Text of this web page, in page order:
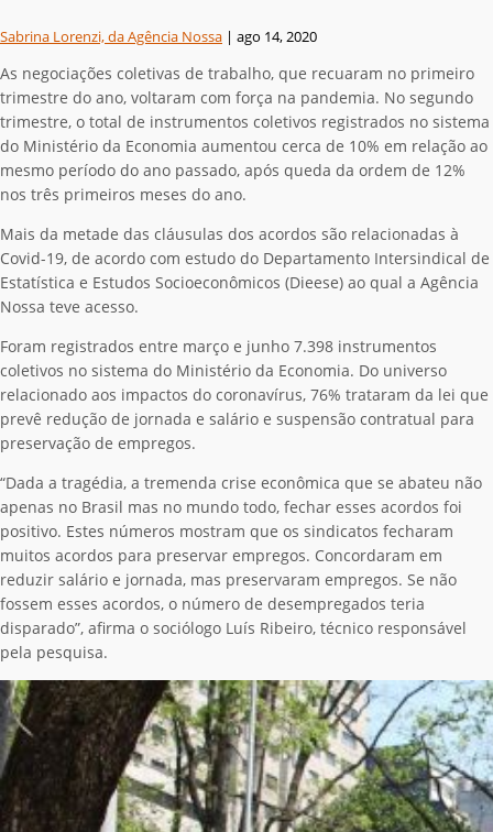
Sabrina Lorenzi, da Agência Nossa | ago 14, 2020
As negociações coletivas de trabalho, que recuaram no primeiro
trimestre do ano, voltaram com força na pandemia. No segundo
trimestre, o total de instrumentos coletivos registrados no sistema
do Ministério da Economia aumentou cerca de 10% em relação ao
mesmo período do ano passado, após queda da ordem de 12%
nos três primeiros meses do ano.
Mais da metade das cláusulas dos acordos são relacionadas à
Covid-19, de acordo com estudo do Departamento Intersindical de
Estatística e Estudos Socioeconômicos (Dieese) ao qual a Agência
Nossa teve acesso.
Foram registrados entre março e junho 7.398 instrumentos
coletivos no sistema do Ministério da Economia. Do universo
relacionado aos impactos do coronavírus, 76% trataram da lei que
prevê redução de jornada e salário e suspensão contratual para
preservação de empregos.
“Dada a tragédia, a tremenda crise econômica que se abateu não
apenas no Brasil mas no mundo todo, fechar esses acordos foi
positivo. Estes números mostram que os sindicatos fecharam
muitos acordos para preservar empregos. Concordaram em
reduzir salário e jornada, mas preservaram empregos. Se não
fossem esses acordos, o número de desempregados teria
disparado”, afirma o sociólogo Luís Ribeiro, técnico responsável
pela pesquisa.